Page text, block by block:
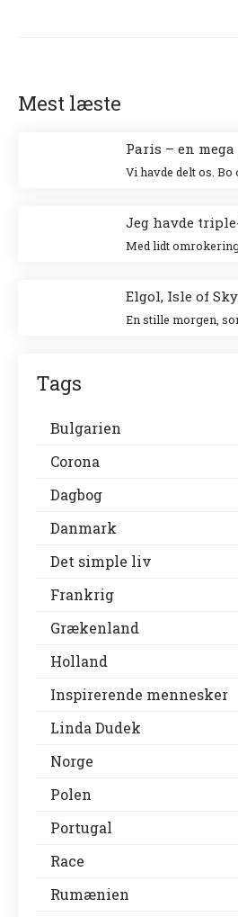
Mest læste
Paris – en mega
Jeg havde
Elgol, Isle of
Tags
Bulgarien
Corona
Dagbog
Danmark
Det simple liv
Frankrig
Grækenland
Holland
Inspirerende mennesker
Linda Dudek
Norge
Polen
Portugal
Race
Rumænien